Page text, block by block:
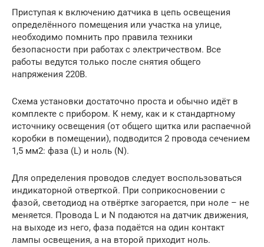
Приступая к включению датчика в цепь освещения
определённого помещения или участка на улице,
необходимо помнить про правила техники
безопасности при работах с электричеством. Все
работы ведутся только после снятия общего
напряжения 220В.
Схема установки достаточно проста и обычно идёт в
комплекте с прибором. К нему, как и к стандартному
источнику освещения (от общего щитка или распаечной
коробки в помещении), подводится 2 провода сечением
1,5 мм2: фаза (L) и ноль (N).
Для определения проводов следует воспользоваться
индикаторной отверткой. При соприкосновении с
фазой, светодиод на отвёртке загорается, при ноле – не
меняется. Провода L и N подаются на датчик движения,
на выходе из него, фаза подаётся на один контакт
лампы освещения, а на второй приходит ноль.